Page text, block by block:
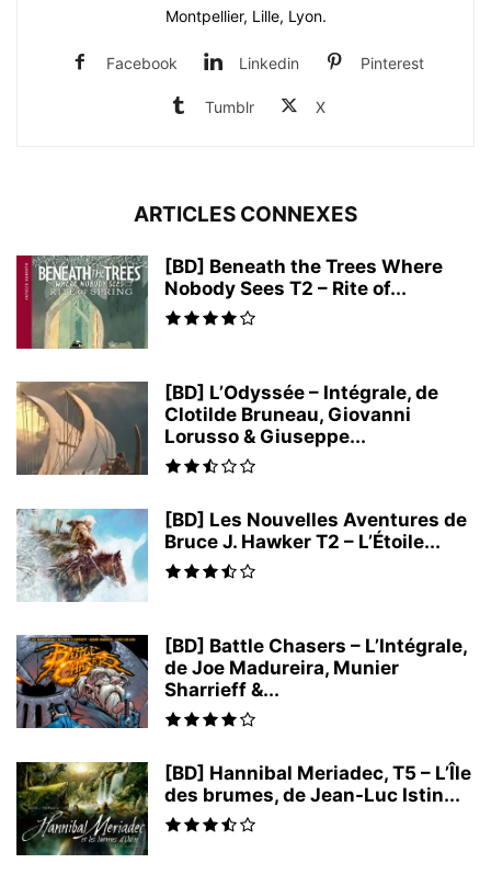
Montpellier, Lille, Lyon.
Facebook Linkedin Pinterest
Tumblr X
ARTICLES CONNEXES
[BD] Beneath the Trees Where
Nobody Sees T2 – Rite of...
[BD] L’Odyssée – Intégrale, de
Clotilde Bruneau, Giovanni
Lorusso & Giuseppe...
[BD] Les Nouvelles Aventures de
Bruce J. Hawker T2 – L’Étoile...
[BD] Battle Chasers – L’Intégrale,
de Joe Madureira, Munier
Sharrieff &...
[BD] Hannibal Meriadec, T5 – L’Île
des brumes, de Jean-Luc Istin...